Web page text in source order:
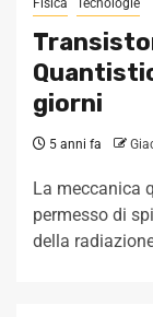
Fisica Tecnologie
giorni
5 anni fa
La meccanica
permesso di
della